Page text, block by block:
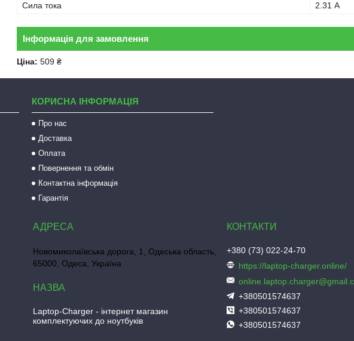
Сила тока 2.31 А
Інформація для замовлення
Ціна: 509 ₴
КОРИСНА ІНФОРМАЦІЯ
Про нас
Доставка
Оплата
Повернення та обмін
Контактна інформація
Гарантія
Новомиколаївська дорога, 1, Одеська область,
65000, Одеса, Україна
Laptop-Charger - інтернет магазин
комплектуючих до ноутбуків
+380 (73) 022-24-70
https://laptop-charger.online/
+380501574637
+380501574637
+380501574637